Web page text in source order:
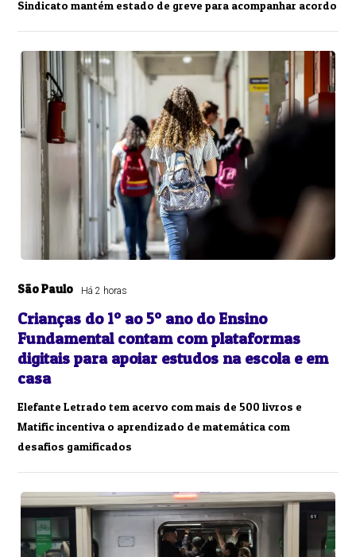
Sindicato mantém estado de greve para acompanhar acordo
São Paulo Há 2 horas
Crianças do 1º ao 5º ano do Ensino
Fundamental contam com plataformas
digitais para apoiar estudos na escola e em
casa
Elefante Letrado tem acervo com mais de 500 livros e
Matific incentiva o aprendizado de matemática com
desafios gamificados